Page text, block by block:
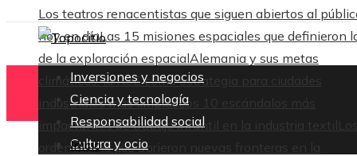
Los teatros renacentistas que siguen abiertos al
hoy en díaLas 15 misiones espaciales que definieron
de la exploración espacialAlemania y sus metas
climáticas: la RSE como estrategia para ciudades
industriales más limpiasLos 10 escándalos más
impactantes de trabajo infantil en la industria textil
ordenadores que abrieron nuevas fronteras en la
Inversiones y negocios
Ciencia y tecnología
Responsabilidad social
Cultura y ocio
Inicio